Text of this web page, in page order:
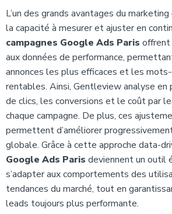
L’un des grands avantages du
la capacité à mesurer et ajuster en
campagnes Google Ads Paris offrent
aux données de performance,
annonces les plus efficaces et les
rentables. Ainsi, Gentleview analyse en
de clics, les conversions et le coût par
chaque campagne. De plus, ces
permettent d’améliorer
globale. Grâce à cette approche data-
Google Ads Paris deviennent un outil
s’adapter aux comportements des
tendances du marché, tout en
leads toujours plus performante.